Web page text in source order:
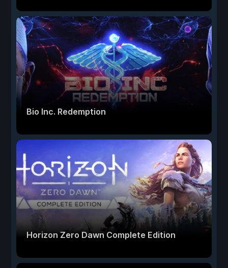
Bio Inc. Redemption
Horizon Zero Dawn Complete Edition